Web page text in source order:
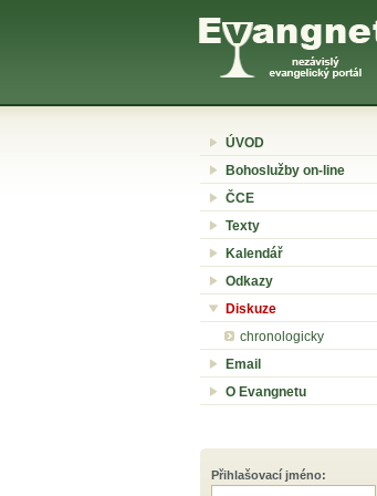
ÚVOD
Bohoslužby on-line
ČCE
Texty
Kalendář
Odkazy
Diskuze
chronologicky
Email
O Evangnetu
Přihlašovací jméno: